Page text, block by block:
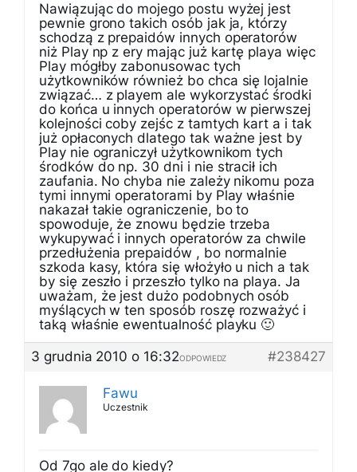
Nawiązując do mojego postu wyżej jest
pewnie grono takich osób jak ja, którzy
schodzą z prepaidów innych operatorów
niż Play np z ery mając już kartę playa więc
Play mógłby zabonusowac tych
użytkowników również bo chca się lojalnie
związać… z playem ale wykorzystać środki
do końca u innych operatorów w pierwszej
kolejności coby zejśc z tamtych kart a i tak
już opłaconych dlatego tak ważne jest by
Play nie ograniczył użytkownikom tych
środków do np. 30 dni i nie stracił ich
zaufania. No chyba nie zależy nikomu poza
tymi innymi operatorami by Play właśnie
nakazał takie ograniczenie, bo to
spowoduje, że znowu będzie trzeba
wykupywać i innych operatorów za chwile
przedłużenia prepaidów , bo normalnie
szkoda kasy, która się włożyło u nich a tak
by się zeszło i przeszło tylko na playa. Ja
uważam, że jest dużo podobnych osób
myślących w ten sposób roszę rozważyć i
taką właśnie ewentualność playku 🙂
3 grudnia 2010 o 16:32
#238427
ODPOWIEDZ
Fawu
Uczestnik
Od 7go ale do kiedy?